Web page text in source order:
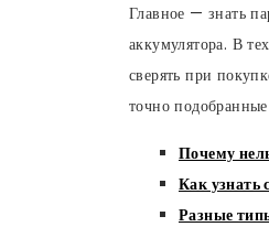
Главное — знать
аккумулятора. В
сверять при
точно
Почему
Как узнать
Разные